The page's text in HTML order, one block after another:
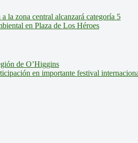
la zona central alcanzará categoría 5
en Plaza de Los Héroes
de O’Higgins
en importante festival